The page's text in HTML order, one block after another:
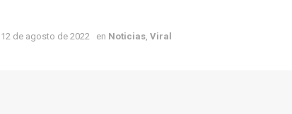
12 de agosto de 2022 en Noticias Viral